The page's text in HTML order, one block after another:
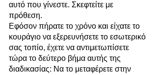
αυτό που γίνεστε. Σκεφτείτε με
πρόθεση.
Εφόσον πήρατε το χρόνο και είχατε το
κουράγιο να εξερευνήσετε το εσωτερικό
σας τοπίο, έχετε να αντιμετωπίσετε
τώρα το δεύτερο βήμα αυτής της
διαδικασίας: Να το μεταφέρετε στην